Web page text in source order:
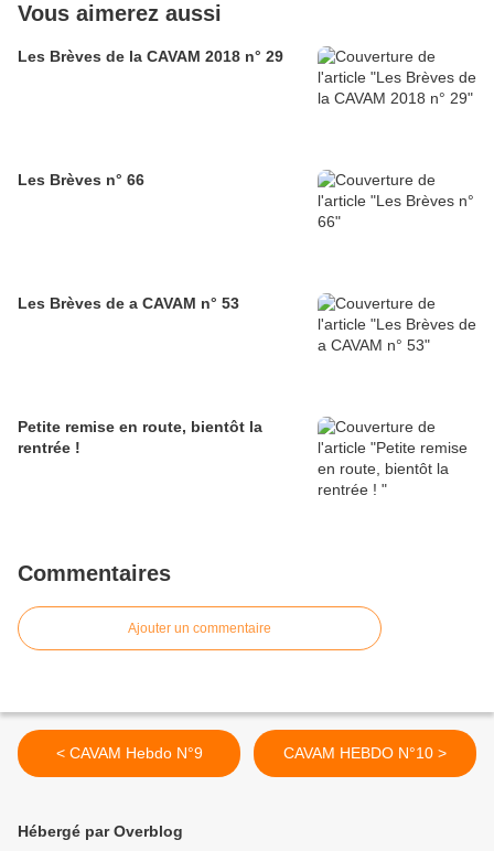
Vous aimerez aussi
Les Brèves de la CAVAM 2018 n° 29
Les Brèves n° 66
Les Brèves de a CAVAM n° 53
Petite remise en route, bientôt la
rentrée !
Commentaires
Ajouter un commentaire
< CAVAM Hebdo N°9 CAVAM HEBDO N°10 >
Hébergé par Overblog